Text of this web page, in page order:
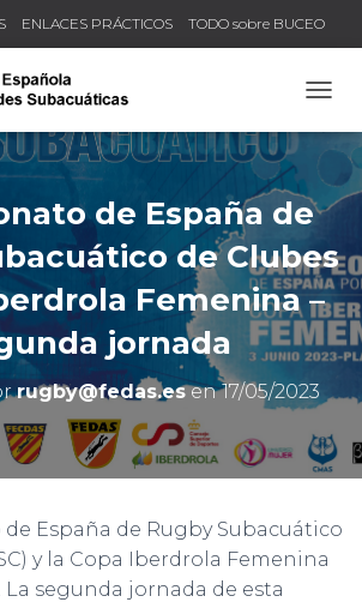
ENLACES PRÁCTICOS TODO sobre BUCEO
TU TÍTULO Y LICENCIA
de España de
de Clubes
Femenina –
jornada
rugby@fedas.esen17/05/2023
España de Rugby Subacuático
y la Copa Iberdrola Femenina
segunda jornada de esta